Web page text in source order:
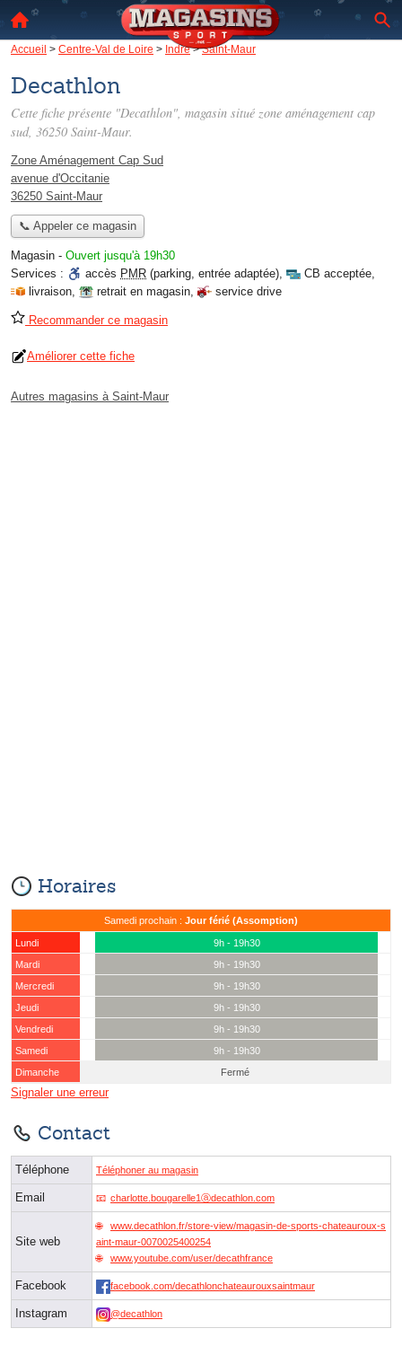
Accueil > Centre-Val de Loire > Indre>Saint-Maur
Decathlon
Cette fiche présente "Decathlon", magasin situé zone aménagement cap
sud, 36250 Saint-Maur.
Zone Aménagement Cap Sud
avenue d'Occitanie
36250 Saint-Maur
📞 Appeler ce magasin
Magasin - Ouvert jusqu'à 19h30
Services :
accès PMR (parking, entrée adaptée), CB acceptée,
livraison, retrait en magasin, service drive
Recommander ce magasin
Améliorer cette fiche
Autres magasins à Saint-Maur
Horaires
Samedi prochain : Jour férié (Assomption)
Lundi
9h - 19h30
Mardi
9h - 19h30
Mercredi
9h - 19h30
Jeudi
9h - 19h30
Vendredi
9h - 19h30
Samedi
9h - 19h30
Dimanche
Fermé
Signaler une erreur
Contact
Téléphone Téléphoner au magasin
Email charlotte.bougarelle1ⓐdecathlon.com
Site web
www.decathlon.fr/store-view/magasin-de-sports-chateauroux-s
aint-maur-0070025400254
www.youtube.com/user/decathfrance
Facebook facebook.com/decathlonchateaurouxsaintmaur
Instagram @decathlon